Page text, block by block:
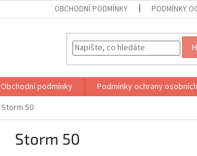
OBCHODNÍ PODMÍNKY PODMÍNKY
Obchodní podmínky
Podmínky ochrany
Storm 50
Storm 50